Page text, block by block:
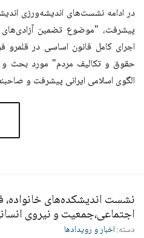
در ادامه نشست‌های اندیشه‌ورزی
پیشرفت، "موضوع تضمین
اجرای کامل قانون اساسی در
حقوق و تکالیف مردم" مورد بحث
الگوی اسلامی ایرانی پیشرفت و
نشست اندیشکده‌های خانواده،
اجتماعی،جمعیت و نیروی
دسته:اخبار و رویدادها